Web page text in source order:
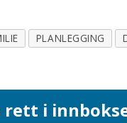
PLANLEGGING
rett i